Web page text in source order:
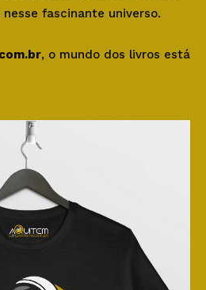
fascinante universo.
, o mundo dos livros está